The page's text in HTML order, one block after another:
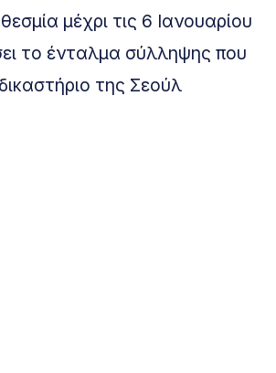
μέχρι τις 6 Ιανουαρίου
το ένταλμα σύλληψης που
της Σεούλ